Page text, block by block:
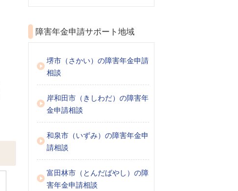
障害年金申請サポート地域
堺市（さかい）の障害年金申請
相談
岸和田市（きしわだ）の障害年
金申請相談
和泉市（いずみ）の障害年金申
請相談
富田林市（とんだばやし）の障
害年金申請相談